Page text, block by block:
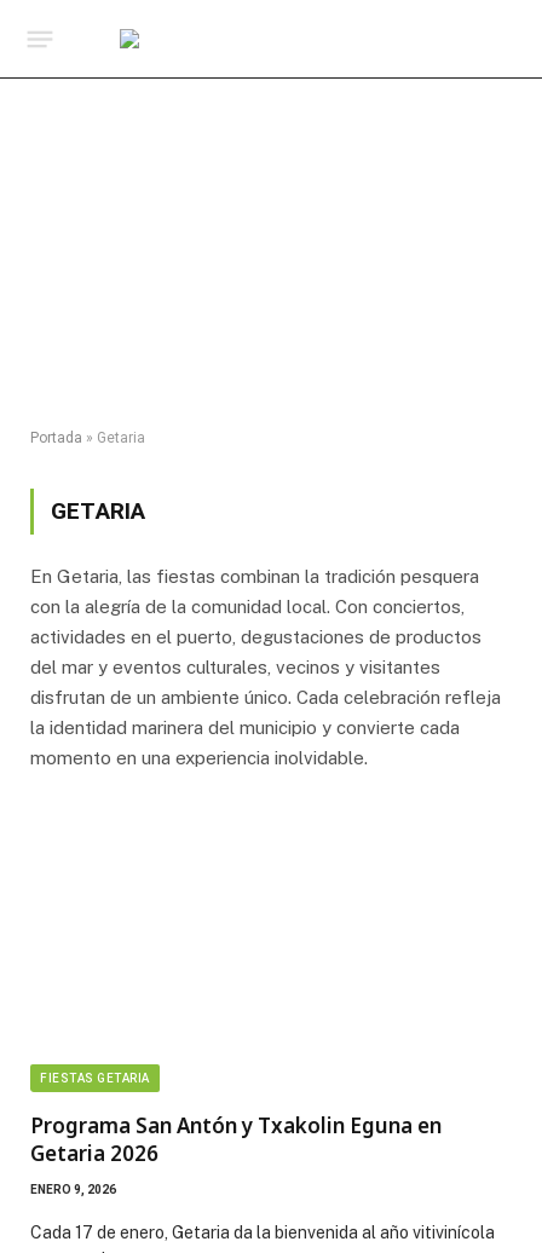
Portada » Getaria
GETARIA
En Getaria, las fiestas combinan la tradición pesquera
con la alegría de la comunidad local. Con conciertos,
actividades en el puerto, degustaciones de productos
del mar y eventos culturales, vecinos y visitantes
disfrutan de un ambiente único. Cada celebración refleja
la identidad marinera del municipio y convierte cada
momento en una experiencia inolvidable.
FIESTAS GETARIA
Programa San Antón y Txakolin Eguna en
Getaria 2026
ENERO 9, 2026
Cada 17 de enero, Getaria da la bienvenida al año vitivinícola